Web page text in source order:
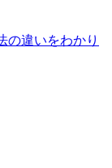
の違いをわかり